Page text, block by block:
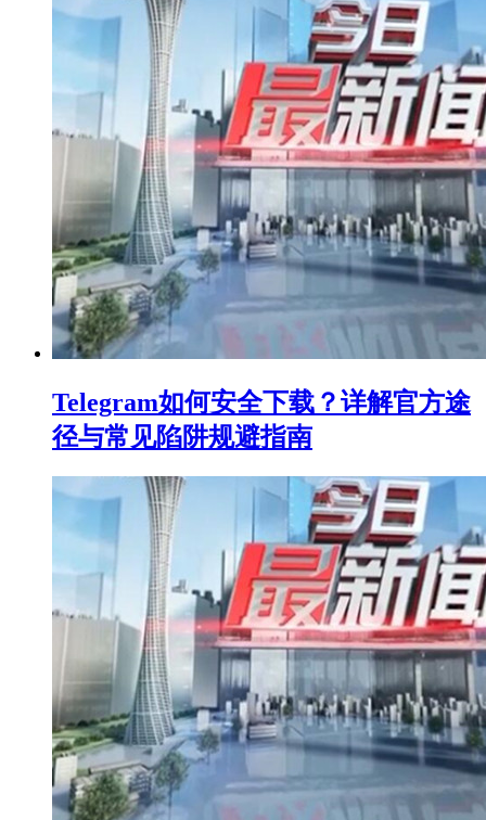
Telegram如何安全下载？详解官方途
径与常见陷阱规避指南